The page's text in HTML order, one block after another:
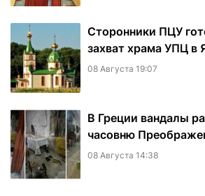
Сторонники ПЦУ
захват храма УПЦ в
08 Августа 19:07
В Греции вандалы
часовню
08 Августа 14:38